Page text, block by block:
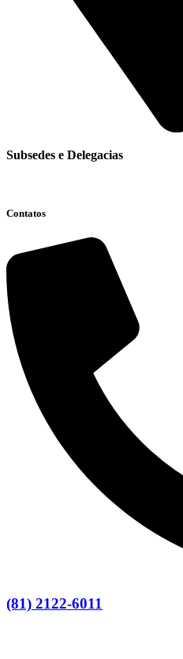
Subsedes e Delegacias
Contatos
(81) 2122-6011